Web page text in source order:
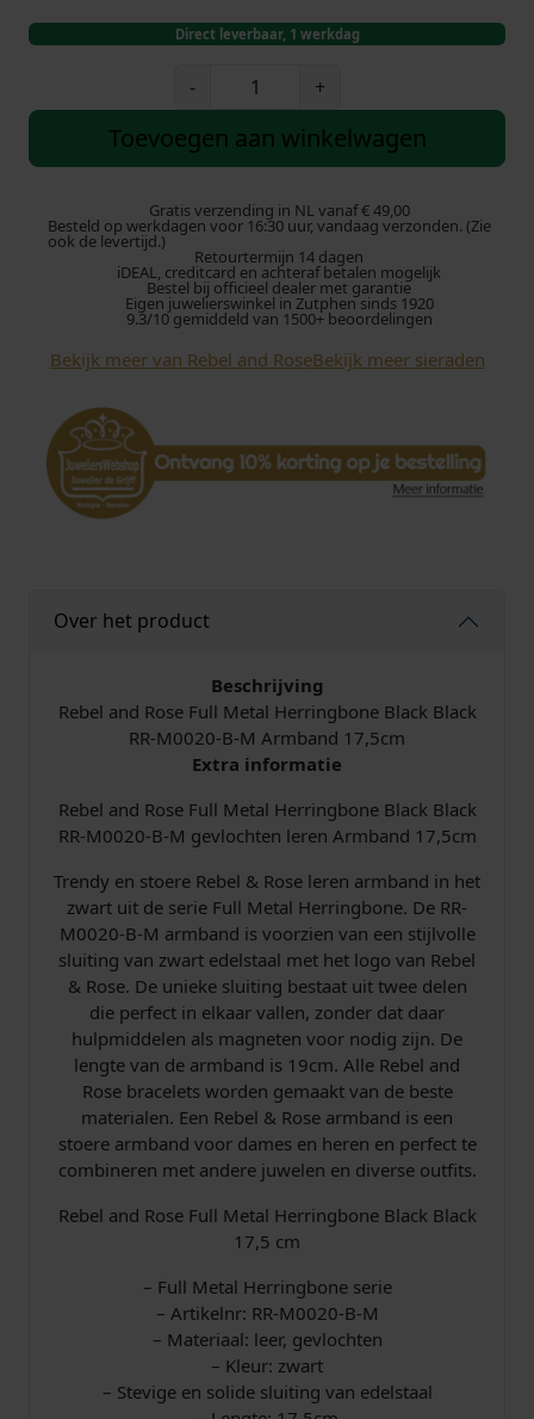
Direct leverbaar, 1 werkdag
-
b
a
n
R
o
e
l
l
H
r
i
b
o
e
B
l
a
c
k
B
l
a
c
k
R
0
0
2
-
+
Toevoegen aan winkelwagen
Gratis verzending in NL vanaf € 49,00
Besteld op werkdagen voor 16:30 uur, vandaag verzonden. (Zie
ook de levertijd.)
Retourtermijn 14 dagen
iDEAL, creditcard en achteraf betalen mogelijk
Bestel bij officieel dealer met garantie
Eigen juwelierswinkel in Zutphen sinds 1920
9.3/10 gemiddeld van 1500+ beoordelingen
Bekijk meer van Rebel and RoseBekijk meer sieraden
Over het product
Beschrijving
Rebel and Rose Full Metal Herringbone Black Black
RR-M0020-B-M Armband 17,5cm
Extra informatie
Rebel and Rose Full Metal Herringbone Black Black
RR-M0020-B-M gevlochten leren Armband 17,5cm
Trendy en stoere Rebel & Rose leren armband in het
zwart uit de serie Full Metal Herringbone​. De RR-
M0020-B-M armband is voorzien van een stijlvolle
sluiting van zwart edelstaal met het logo van Rebel
& Rose. De unieke sluiting bestaat uit twee delen
die perfect in elkaar vallen, zonder dat daar
hulpmiddelen als magneten voor nodig zijn. De
lengte van de armband is 19cm. Alle Rebel and
Rose bracelets worden gemaakt van de beste
materialen. Een Rebel & Rose armband is een
stoere armband voor dames en heren en perfect te
combineren met andere juwelen en diverse outfits.
Rebel and Rose Full Metal Herringbone Black Black
17,5 cm
– Full Metal Herringbone​ serie
– Artikelnr: RR-M0020-B-M
– Materiaal: leer, gevlochten
– Kleur: zwart
– Stevige en solide sluiting van edelstaal